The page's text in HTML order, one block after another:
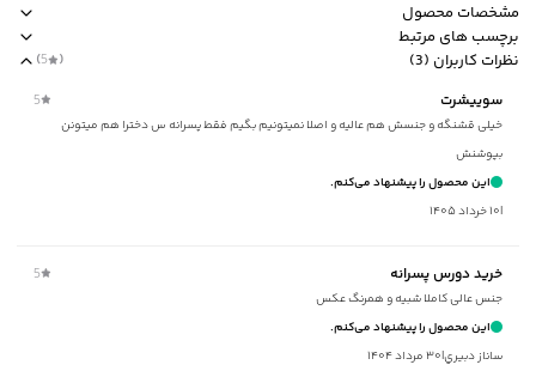
مشخصات محصول
کد محصول:
آستین:
:
ماکزیمم دمای شستشو
ماکزیمم دمای اتوکشی
110 درجه سانتی‌گراد
ویژگی محصول :
جنس الیاقف 60% نخ‌پنبه، 40% پلی‌استر
مناسب برای:
برچسب های مرتبط
نظرات کاربران (3) (
5
)
سوییشرت
5
خیلی قشنگه و جنسش هم عالیه و اصلا نمیتونیم بگیم فقط پسرانه س دخترا هم میتونن
بپوشنش
این محصول را پیشنهاد می‌کنم.
|۱۰ خرداد ۱۴۰۵
خرید دورس پسرانه 5
جنس عالی کاملا شبیه و همرنگ عکس
این محصول را پیشنهاد می‌کنم.
ساناز دبيري|۳۰ مرداد ۱۴۰۴